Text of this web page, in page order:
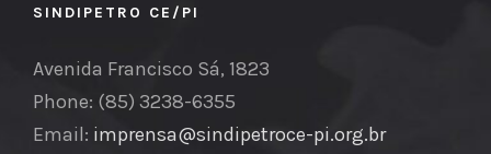
SINDIPETRO CE/PI
Avenida Francisco Sá, 1823
Phone: (85) 3238-6355
Email: imprensa@sindipetroce-pi.org.br